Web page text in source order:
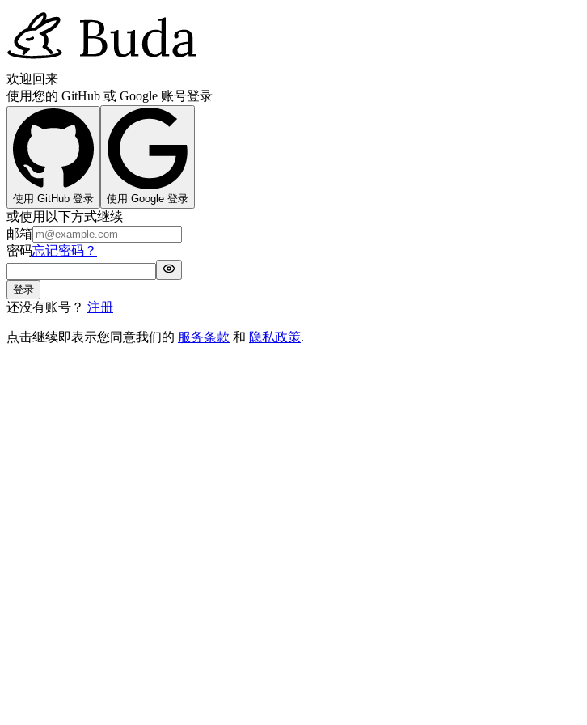
欢迎回来
使用您的 GitHub 或 Google 账号登录
使用 GitHub 登录 使用 Google 登录
或使用以下方式继续
邮箱
密码忘记密码？
登录
还没有账号？ 注册
点击继续即表示您同意我们的 服务条款 和 隐私政策.